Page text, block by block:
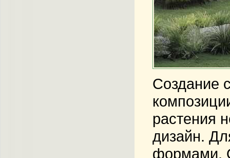
Создание
растения
дизайн.
формами.